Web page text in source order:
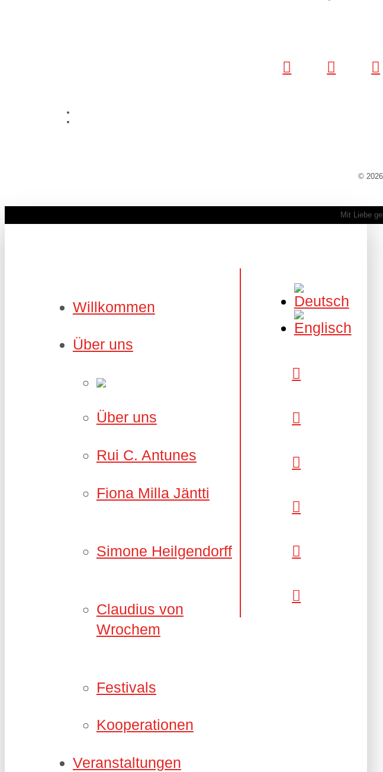
©
Mit Liebe
Willkommen
Über uns
Über uns
Rui C. Antunes
Fiona Milla Jäntti
Simone Heilgendorff
Claudius von
Wrochem
Festivals
Kooperationen
Veranstaltungen